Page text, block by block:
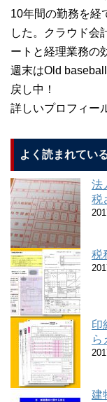
10年間の勤務を経
した。クラウド会
ートと経理業務の
週末はOld
戻し中！
詳しいプロフィー
よく読まれてい
法
税
税
印
ら
建